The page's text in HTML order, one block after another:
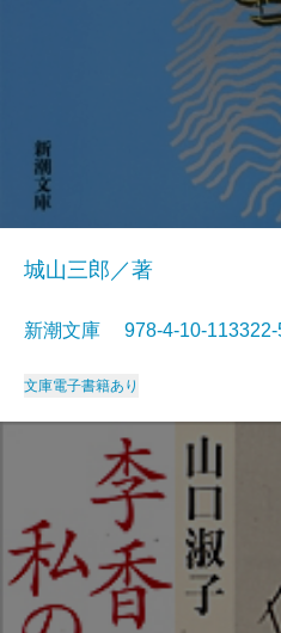
城山三郎／著
新潮文庫 978-4-10-
文庫電子書籍あり